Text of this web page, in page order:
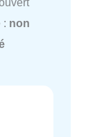
: non